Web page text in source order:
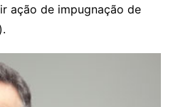
ação de impugnação de